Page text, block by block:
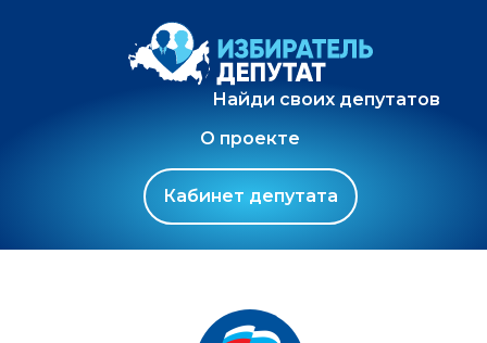
Найди своих депутатов
О проекте
Кабинет депутата